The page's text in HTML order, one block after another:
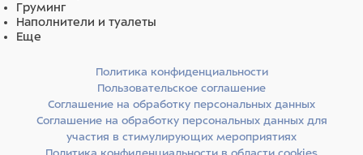
Груминг
Наполнители и туалеты
Еще
Политика конфиденциальности
Пользовательское соглашение
Соглашение на обработку персональных данных
Соглашение на обработку персональных данных для
участия в стимулирующих мероприятиях